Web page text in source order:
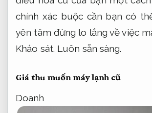
chính xác buộc cần bạn có
yên tâm đừng lo lắng về việc
Khảo sát. Luôn sẵn sàng.
Giá thu muốn máy lạnh cũ
Doanh